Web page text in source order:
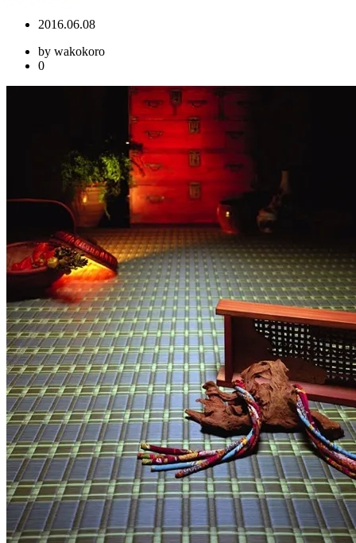
2016.06.08
by wakokoro
0